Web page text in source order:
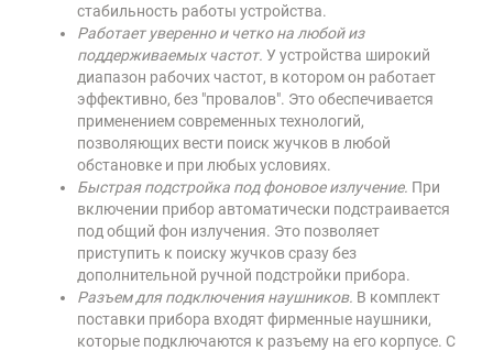
стабильность работы устройства.
Работает уверенно и четко на любой из
поддерживаемых частот. У устройства широкий
диапазон рабочих частот, в котором он работает
эффективно, без "провалов". Это обеспечивается
применением современных технологий,
позволяющих вести поиск жучков в любой
обстановке и при любых условиях.
Быстрая подстройка под фоновое излучение. При
включении прибор автоматически подстраивается
под общий фон излучения. Это позволяет
приступить к поиску жучков сразу без
дополнительной ручной подстройки прибора.
Разъем для подключения наушников. В комплект
поставки прибора входят фирменные наушники,
которые подключаются к разъему на его корпусе. С